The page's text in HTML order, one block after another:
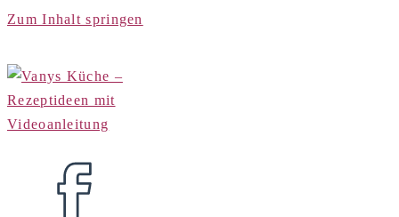
Zum Inhalt springen